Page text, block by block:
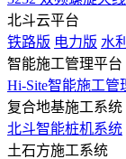
北斗云平台
铁路版 电力版 水
智能施工管理平台
Hi-Site智能施工管
复合地基施工系统
北斗智能桩机系统
土石方施工系统